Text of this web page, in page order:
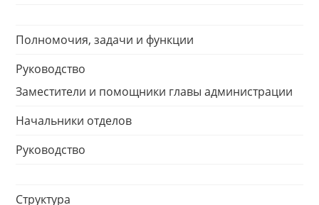
Полномочия, задачи и функции
Руководство
Заместители и помощники главы администрации
Начальники отделов
Руководство
Структура